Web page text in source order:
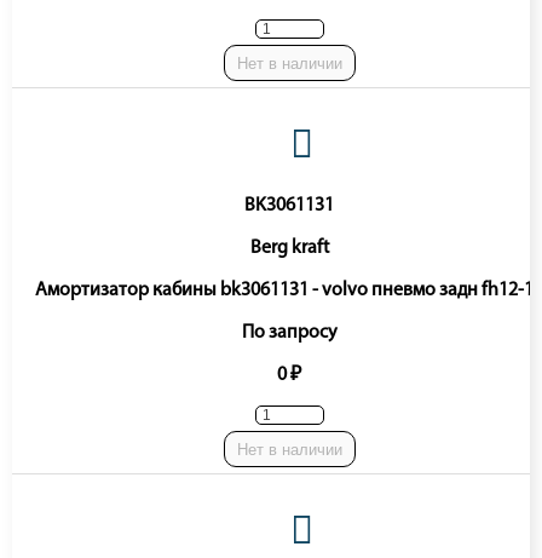
Нет в наличии
BK3061131
Berg kraft
Амортизатор кабины bk3061131 - volvo пневмо задн fh12-16
По запросу
0 ₽
Нет в наличии